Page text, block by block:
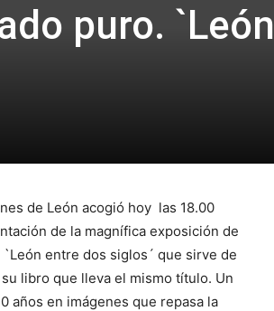
puro. `León
de León acogió hoy las 18.00
de la magnífica exposición de
`León entre dos siglos´ que sirve de
libro que lleva el mismo título. Un
años en imágenes que repasa la